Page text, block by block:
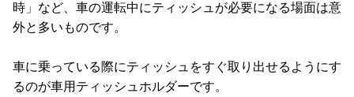
時」など、車の運転中にティッシュが必要になる場面は意
外と多いものです。
車に乗っている際にティッシュをすぐ取り出せるようにす
るのが車用ティッシュホルダーです。